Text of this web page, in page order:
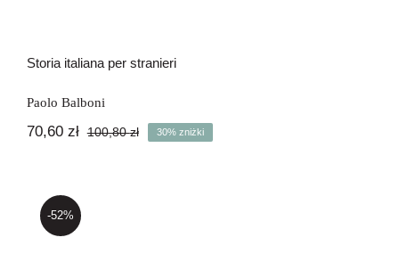
Storia italiana per stranieri
Paolo Balboni
100,80złPierwotna
70,60 zł
Aktualna
30% zniżki
-52%